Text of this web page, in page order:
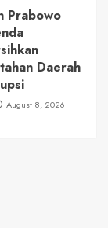
Prabowo
Daerah
August 8, 2026